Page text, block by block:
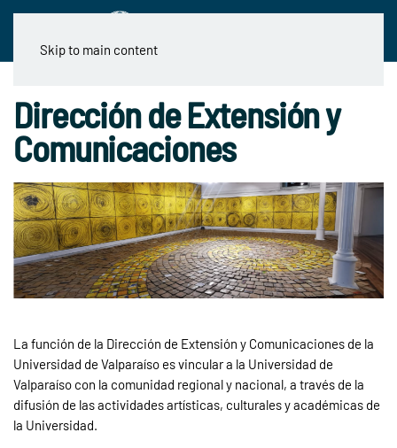
Skip to main content
Dirección de Extensión y
Comunicaciones
La función de la Dirección de Extensión y Comunicaciones de la
Universidad de Valparaíso es vincular a la Universidad de
Valparaíso con la comunidad regional y nacional, a través de la
difusión de las actividades artísticas, culturales y académicas de
la Universidad.